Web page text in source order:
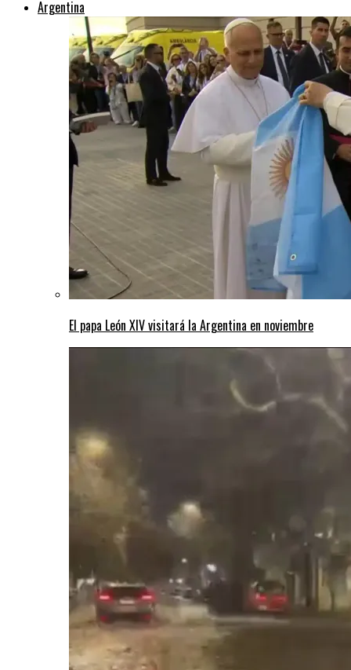
Argentina
El papa León XIV visitará la Argentina en noviembre